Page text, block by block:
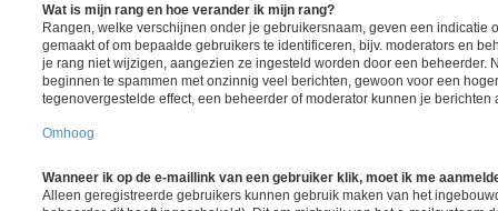
Wat is mijn rang en hoe verander ik mijn rang?
Rangen, welke verschijnen onder je gebruikersnaam, geven een indicatie
gemaakt of om bepaalde gebruikers te identificeren, bijv. moderators en
je rang niet wijzigen, aangezien ze ingesteld worden door een beheerder.
beginnen te spammen met onzinnig veel berichten, gewoon voor een
tegenovergestelde effect, een beheerder of moderator kunnen je berichten
Omhoog
Wanneer ik op de e-maillink van een gebruiker klik, moet ik me
Alleen geregistreerde gebruikers kunnen gebruik maken van het